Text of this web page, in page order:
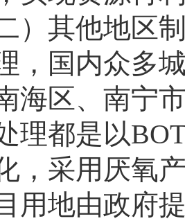
其他地区制
，国内众多
海区、南宁
理都是以
，采用厌氧
用地由政府